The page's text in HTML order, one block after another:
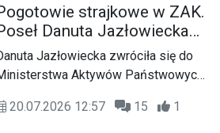
do Komitetu
projektu „ReGeneracja
Szwajcarskiego Programu
Miast.
strajkowe w ZAK.
Danuta Jazłowiecka
u ministra i
spółki
Jazłowiecka zwróciła się do
Aktywów Państwowych
Kędzierzyn w sprawie
20.07.2026 12:57 15 1